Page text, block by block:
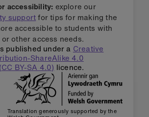
accessibility: explore our
supportfor tips for making the
accessible to students with
other access needs.
published under a Creative
ShareAlike 4.0
BY-SA 4.0) licence.
Translation generously supported by the